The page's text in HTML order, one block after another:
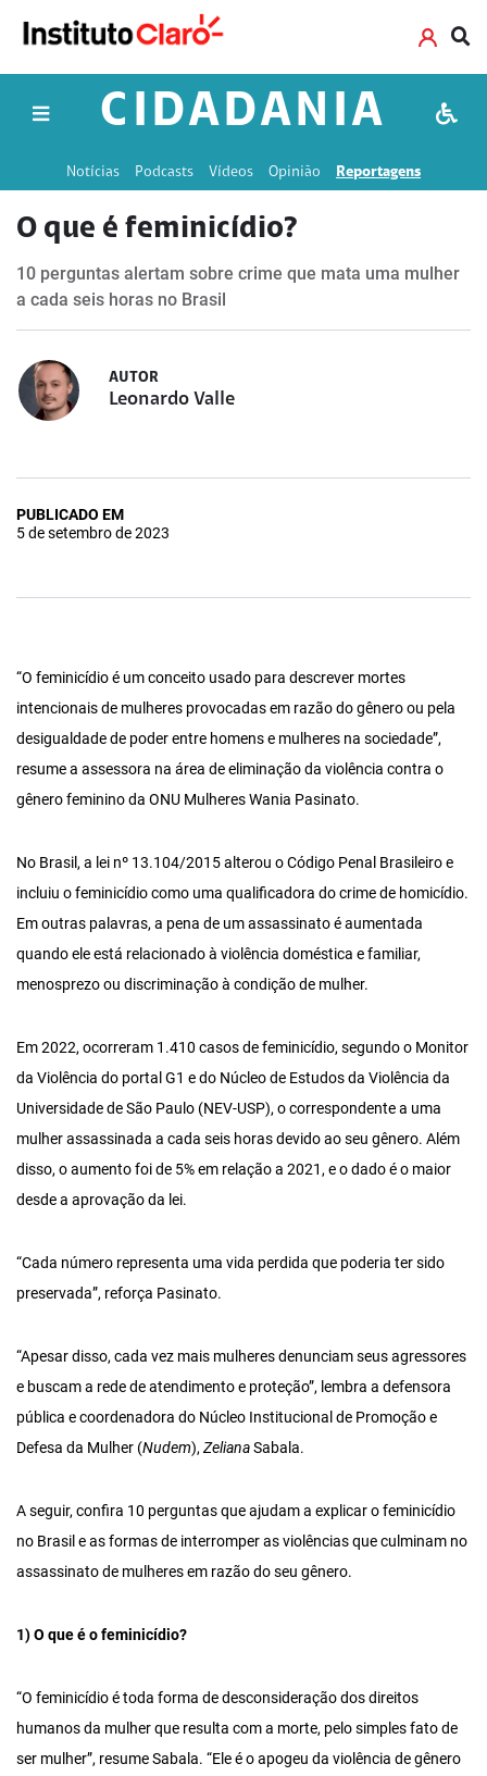
CIDADANIA
Notícias Podcasts Vídeos Opinião Reportagens
O que é feminicídio?
10 perguntas alertam sobre crime que mata uma mulher
a cada seis horas no Brasil
AUTOR
Leonardo Valle
PUBLICADO EM
5 de setembro de 2023
“O feminicídio é um conceito usado para descrever mortes
intencionais de mulheres provocadas em razão do gênero ou pela
desigualdade de poder entre homens e mulheres na sociedade”,
resume a assessora na área de eliminação da violência contra o
gênero feminino da ONU Mulheres Wania Pasinato.
No Brasil, a lei nº 13.104/2015 alterou o Código Penal Brasileiro e
incluiu o feminicídio como uma qualificadora do crime de homicídio.
Em outras palavras, a pena de um assassinato é aumentada
quando ele está relacionado à violência doméstica e familiar,
menosprezo ou discriminação à condição de mulher.
Em 2022, ocorreram 1.410 casos de feminicídio, segundo o Monitor
da Violência do portal G1 e do Núcleo de Estudos da Violência da
Universidade de São Paulo (NEV-USP), o correspondente a uma
mulher assassinada a cada seis horas devido ao seu gênero. Além
disso, o aumento foi de 5% em relação a 2021, e o dado é o maior
desde a aprovação da lei.
“Cada número representa uma vida perdida que poderia ter sido
preservada”, reforça Pasinato.
“Apesar disso, cada vez mais mulheres denunciam seus agressores
e buscam a rede de atendimento e proteção”, lembra a defensora
pública e coordenadora do Núcleo Institucional de Promoção e
Defesa da Mulher (Nudem),ZelianaSabala.
A seguir, confira 10 perguntas que ajudam a explicar o feminicídio
no Brasil e as formas de interromper as violências que culminam no
assassinato de mulheres em razão do seu gênero.
1) O que é o feminicídio?
“O feminicídio é toda forma de desconsideração dos direitos
humanos da mulher que resulta com a morte, pelo simples fato de
ser mulher”, resume Sabala. “Ele é o apogeu da violência de gênero